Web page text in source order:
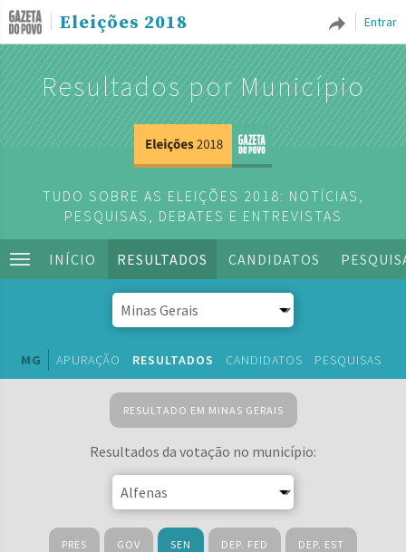
Entrar
Eleições 2018
Resultados por Município
TUDO SOBRE AS ELEIÇÕES 2018: NOTÍCIAS,
PESQUISAS, DEBATES E ENTREVISTAS
INÍCIO RESULTADOS CANDIDATOS
MG APURAÇÃO RESULTADOS CANDIDATOS PESQUISAS
RESULTADO EM MINAS GERAIS
Resultados da votação no município:
PRES GOV SEN DEP. FED DEP. EST